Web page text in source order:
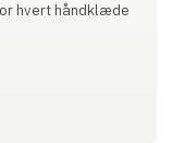
hvert håndklæde